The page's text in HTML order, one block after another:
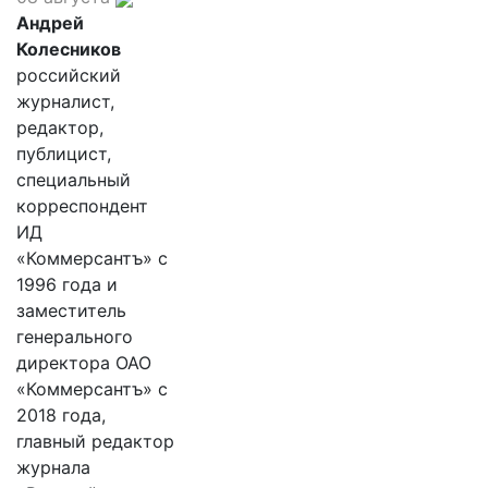
Андрей
Колесников
российский
журналист,
редактор,
публицист,
специальный
корреспондент
ИД
«Коммерсантъ» с
1996 года и
заместитель
генерального
директора ОАО
«Коммерсантъ» с
2018 года,
главный редактор
журнала